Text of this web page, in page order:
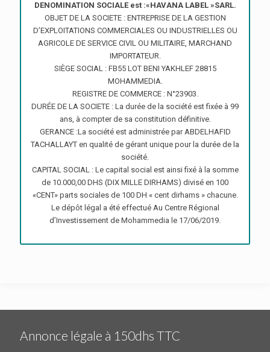
DENOMINATION SOCIALE est :«HAVANA LABEL »SARL.
OBJET DE LA SOCIETE : ENTREPRISE DE LA GESTION
D’EXPLOITATIONS COMMERCIALES OU INDUSTRIELLES OU
AGRICOLE DE SERVICE CIVIL OU MILITAIRE, MARCHAND
IMPORTATEUR.
SIÈGE SOCIAL : FB55 LOT BENI YAKHLEF 28815
MOHAMMEDIA.
REGISTRE DE COMMERCE : N°23903.
DURÉE DE LA SOCIETE : La durée de la société est fixée à 99
ans, à compter de sa constitution définitive.
GERANCE :La société est administrée par ABDELHAFID
TACHALLAYT en qualité de gérant unique pour la durée de la
société.
CAPITAL SOCIAL : Le capital social est ainsi fixé à la somme
de 10.000,00 DHS (DIX MILLE DIRHAMS) divisé en 100
«CENT» parts sociales de 100 DH « cent dirhams » chacune.
Le dépôt légal a été effectué Au Centre Régional
d’Investissement de Mohammedia le 17/06/2019.
Annonce légale à 150dhs TTC